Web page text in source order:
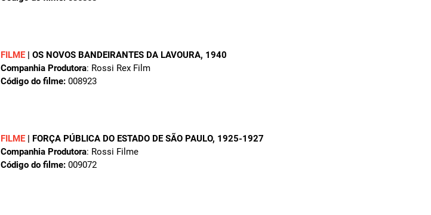
FILME | OS NOVOS BANDEIRANTES DA LAVOURA, 1940
Companhia Produtora: Rossi Rex Film
Código do filme: 008923
FILME | FORÇA PÚBLICA DO ESTADO DE SÃO PAULO, 1925-1927
Companhia Produtora: Rossi Filme
Código do filme: 009072